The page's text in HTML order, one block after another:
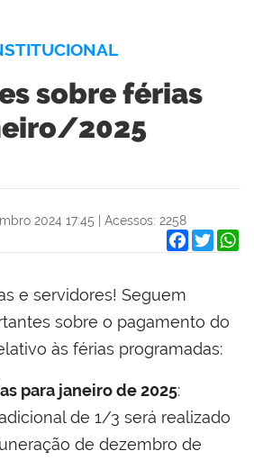
sobre férias
2025
2024 17:45 | Acessos: 2258
Facebook
Twitter
e servidores! Seguem
sobre o pagamento do
às férias programadas:
para janeiro de 2025:
de 1/3 será realizado
de dezembro de